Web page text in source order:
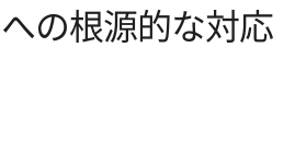
の根源的な対応